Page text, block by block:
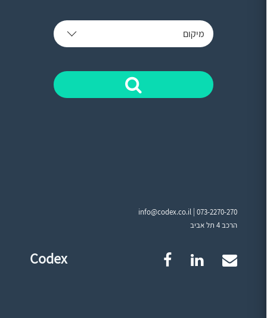
מיקום
info@codex.co.il |073-2270-270
הרכב 4 תל אביב
Codex